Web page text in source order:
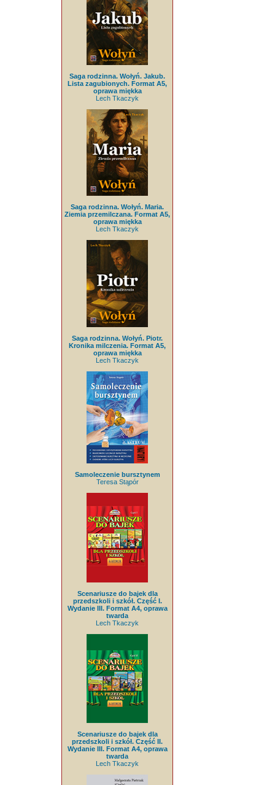
Saga rodzinna. Wołyń. Jakub.
Lista zagubionych. Format A5,
oprawa miękka
Lech Tkaczyk
Saga rodzinna. Wołyń. Maria.
Ziemia przemilczana. Format A5,
oprawa miękka
Lech Tkaczyk
Saga rodzinna. Wołyń. Piotr.
Kronika milczenia. Format A5,
oprawa miękka
Lech Tkaczyk
Samoleczenie bursztynem
Teresa Stąpór
Scenariusze do bajek dla
przedszkoli i szkół. Część I.
Wydanie III. Format A4, oprawa
twarda
Lech Tkaczyk
Scenariusze do bajek dla
przedszkoli i szkół. Część II.
Wydanie III. Format A4, oprawa
twarda
Lech Tkaczyk